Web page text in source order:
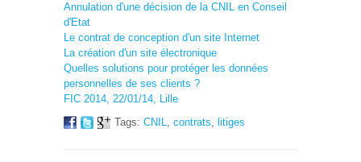
Annulation d'une décision de la CNIL en Conseil
d'Etat
Le contrat de conception d'un site Internet
La création d'un site électronique
Quelles solutions pour protéger les données
personnelles de ses clients ?
FIC 2014, 22/01/14, Lille
Tags: CNIL, contrats, litiges